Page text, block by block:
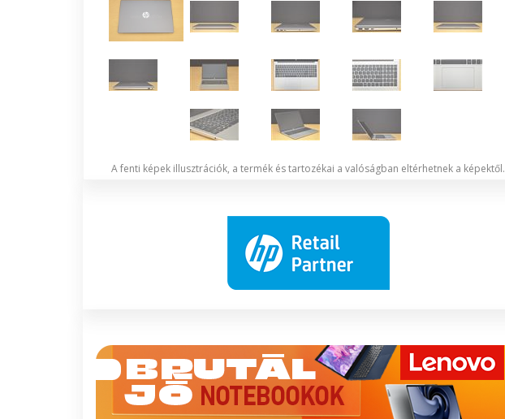
A fenti képek illusztrációk, a termék és tartozékai a valóságban eltérhetnek a képektől.